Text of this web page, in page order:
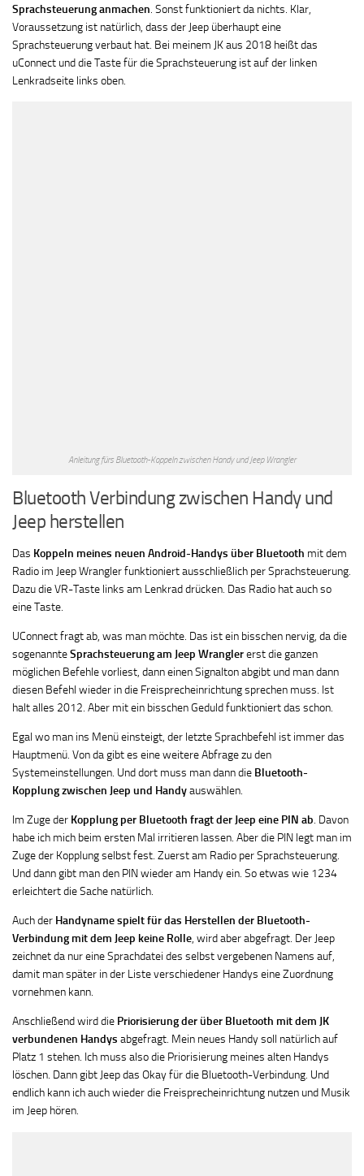
Sprachsteuerung anmachen. Sonst funktioniert da nichts. Klar,
Voraussetzung ist natürlich, dass der Jeep überhaupt eine
Sprachsteuerung verbaut hat. Bei meinem JK aus 2018 heißt das
uConnect und die Taste für die Sprachsteuerung ist auf der linken
Lenkradseite links oben.
Anleitung fürs Bluetooth-Koppeln zwischen Handy und Jeep Wrangler
Bluetooth Verbindung zwischen Handy und
Jeep herstellen
Das Koppeln meines neuen Android-Handys über Bluetooth mit dem
Radio im Jeep Wrangler funktioniert ausschließlich per Sprachsteuerung.
Dazu die VR-Taste links am Lenkrad drücken. Das Radio hat auch so
eine Taste.
UConnect fragt ab, was man möchte. Das ist ein bisschen nervig, da die
sogenannteSprachsteuerung am Jeep Wranglererst die ganzen
möglichen Befehle vorliest, dann einen Signalton abgibt und man dann
diesen Befehl wieder in die Freisprecheinrichtung sprechen muss. Ist
halt alles 2012. Aber mit ein bisschen Geduld funktioniert das schon.
Egal wo man ins Menü einsteigt, der letzte Sprachbefehl ist immer das
Hauptmenü. Von da gibt es eine weitere Abfrage zu den
Systemeinstellungen. Und dort muss man dann die Bluetooth-
Kopplung zwischen Jeep und Handyauswählen.
Im Zuge der Kopplung per Bluetooth fragt der Jeep eine PIN ab. Davon
habe ich mich beim ersten Mal irritieren lassen. Aber die PIN legt man im
Zuge der Kopplung selbst fest. Zuerst am Radio per Sprachsteuerung.
Und dann gibt man den PIN wieder am Handy ein. So etwas wie 1234
erleichtert die Sache natürlich.
Auch der Handyname spielt für das Herstellen der Bluetooth-
Verbindung mit dem Jeep keine Rolle, wird aber abgefragt. Der Jeep
zeichnet da nur eine Sprachdatei des selbst vergebenen Namens auf,
damit man später in der Liste verschiedener Handys eine Zuordnung
vornehmen kann.
Anschließend wird die Priorisierung der über Bluetooth mit dem JK
verbundenen Handys abgefragt. Mein neues Handy soll natürlich auf
Platz 1 stehen. Ich muss also die Priorisierung meines alten Handys
löschen. Dann gibt Jeep das Okay für die Bluetooth-Verbindung. Und
endlich kann ich auch wieder die Freisprecheinrichtung nutzen und Musik
im Jeep hören.